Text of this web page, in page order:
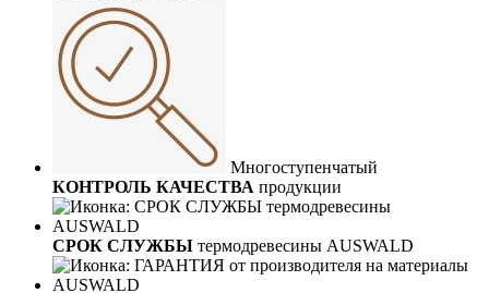
Многоступенчатый
КОНТРОЛЬ КАЧЕСТВА продукции
СРОК СЛУЖБЫ термодревесины AUSWALD